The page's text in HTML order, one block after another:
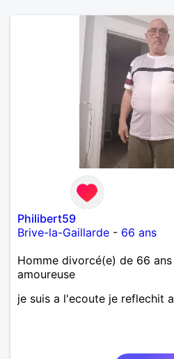
Philibert59
Brive-la-Gaillarde - 66 ans
Homme divorcé(e) de 66
amoureuse
je suis a l'ecoute je reflechit